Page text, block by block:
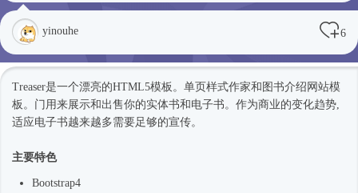
yinouhe 6
Treaser是一个漂亮的HTML5模板 。单页样式作家和图书介绍 网站模
板 。门用来展示和出售你的实体书和电子书。作为商业的变化趋势,
适应电子书越来越多需要足够的宣传。
主要特色
Bootstrap4